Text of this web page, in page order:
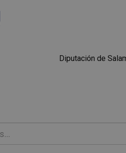
Diputación de